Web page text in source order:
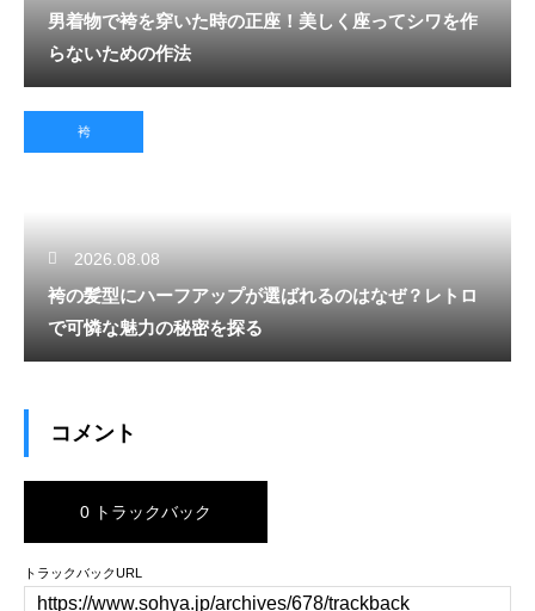
男着物で袴を穿いた時の正座！美しく座ってシワを作
らないための作法
袴
2026.08.08
袴の髪型にハーフアップが選ばれるのはなぜ？レトロ
で可憐な魅力の秘密を探る
コメント
0 トラックバック
トラックバックURL